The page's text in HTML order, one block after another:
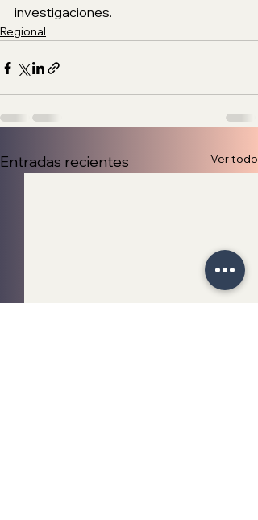
investigaciones.
Regional
Entradas recientes Ver todo